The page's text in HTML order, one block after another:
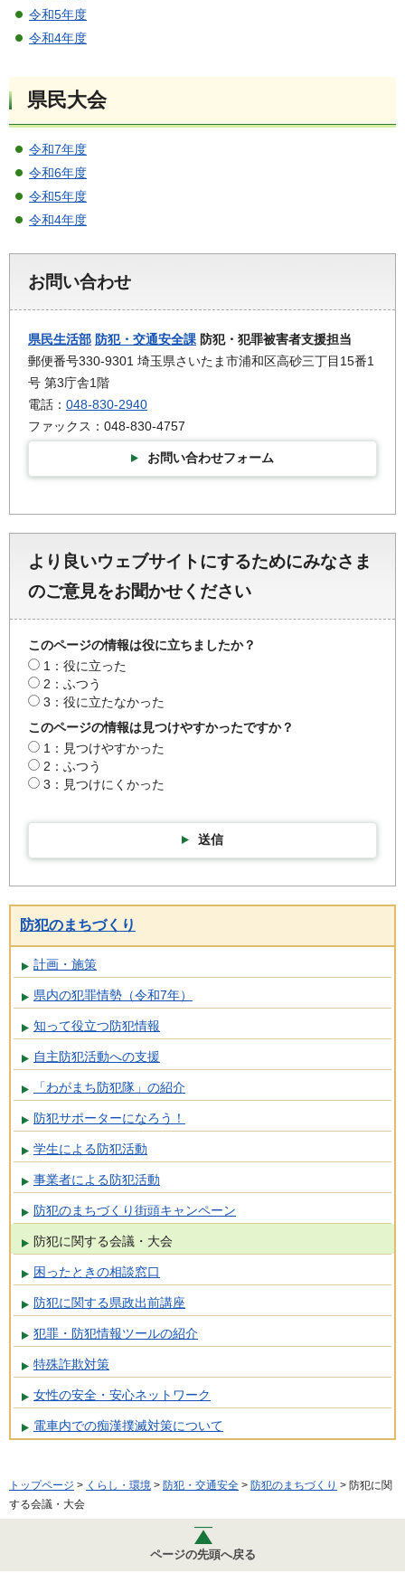
令和5年度
令和4年度
県民大会
令和7年度
令和6年度
令和5年度
令和4年度
お問い合わせ
県民生活部 防犯・交通安全課 防犯・犯罪被害者支援担当
郵便番号330-9301 埼玉県さいたま市浦和区高砂三丁目15番1
号 第3庁舎1階
電話： 048-830-2940
ファックス：048-830-4757
お問い合わせフォーム
より良いウェブサイトにするためにみなさま
のご意見をお聞かせください
このページの情報は役に立ちましたか？
1：役に立った
2：ふつう
3：役に立たなかった
このページの情報は見つけやすかったですか？
1：見つけやすかった
2：ふつう
3：見つけにくかった
送信
防犯のまちづくり
計画・施策
県内の犯罪情勢（令和7年）
知って役立つ防犯情報
自主防犯活動への支援
「わがまち防犯隊」の紹介
防犯サポーターになろう！
学生による防犯活動
事業者による防犯活動
防犯のまちづくり街頭キャンペーン
防犯に関する会議・大会
困ったときの相談窓口
防犯に関する県政出前講座
犯罪・防犯情報ツールの紹介
特殊詐欺対策
女性の安全・安心ネットワーク
電車内での痴漢撲滅対策について
トップページ > くらし・環境 > 防犯・交通安全 > 防犯のまちづくり > 防犯に関
する会議・大会
ページの先頭へ戻る